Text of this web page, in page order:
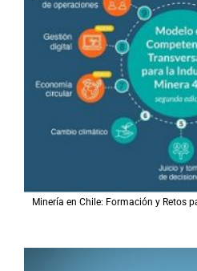
Minería en Chile: Formación y Retos